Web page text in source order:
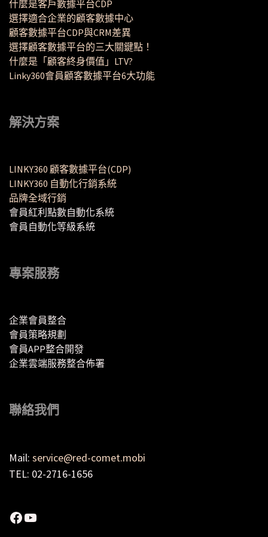
什麼是客戶數據平台CDP
選擇適合企業的顧客數據中心
顧客數據平台CDP與CRM差異
選擇顧客數據平台的三大關鍵點！
什麼是「顧客終身價值」LTV?
Linky360會員顧客數據平台6大功能
解決方案
LINKY360 顧客數據平台(CDP)
LINKY360 自動化行銷系統
品牌全域行銷
會員紅利點數自動化系統
會員自動化等級系統
專案服務
企業會員整合
會員策略規劃
會員APP整合開發
企業雲端服務整合佈署
聯絡我們
Mail: service@red-comet.mobi
TEL: 02-2716-1656
Facebook
YouTube